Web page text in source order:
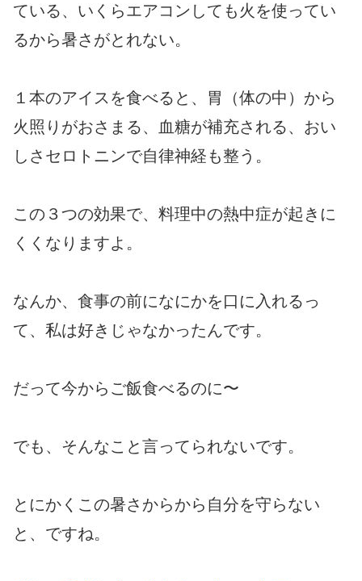
ている、いくらエアコンしても火を使ってい
るから暑さがとれない。
１本のアイスを食べると、胃（体の中）から
火照りがおさまる、血糖が補充される、おい
しさセロトニンで自律神経も整う。
この３つの効果で、料理中の熱中症が起きに
くくなりますよ。
なんか、食事の前になにかを口に入れるっ
て、私は好きじゃなかったんです。
だって今からご飯食べるのに〜
でも、そんなこと言ってられないです。
とにかくこの暑さからから自分を守らない
と、ですね。